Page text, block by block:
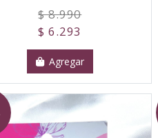
$ 8.990
$ 6.293
Agregar